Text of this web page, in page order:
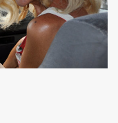
chapelle Reille
a Louvres (95) :
devant le bar